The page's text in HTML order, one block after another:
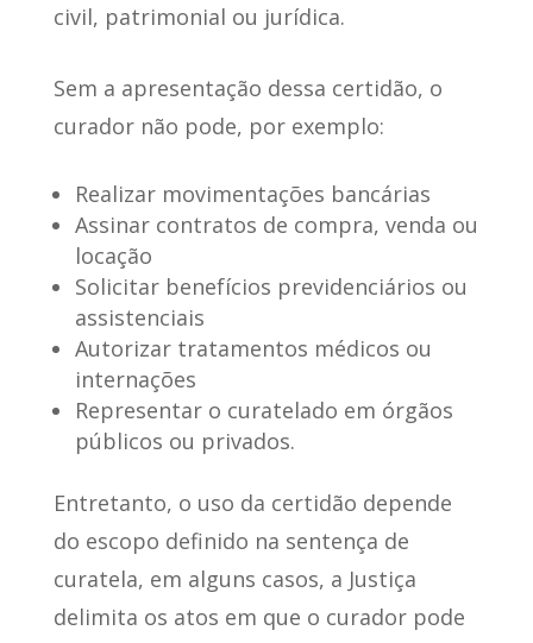
civil, patrimonial ou jurídica.
Sem a apresentação dessa certidão, o
curador não pode, por exemplo:
Realizar movimentações bancárias
Assinar contratos de compra, venda ou
locação
Solicitar benefícios previdenciários ou
assistenciais
Autorizar tratamentos médicos ou
internações
Representar o curatelado em órgãos
públicos ou privados.
Entretanto, o uso da certidão depende
do escopo definido na sentença de
curatela, em alguns casos, a Justiça
delimita os atos em que o curador pode